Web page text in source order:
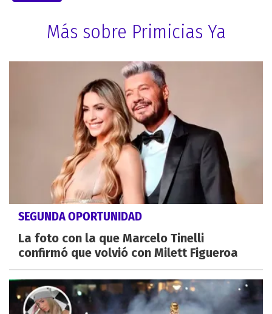
Más sobre Primicias Ya
SEGUNDA OPORTUNIDAD
La foto con la que Marcelo Tinelli
confirmó que volvió con Milett Figueroa